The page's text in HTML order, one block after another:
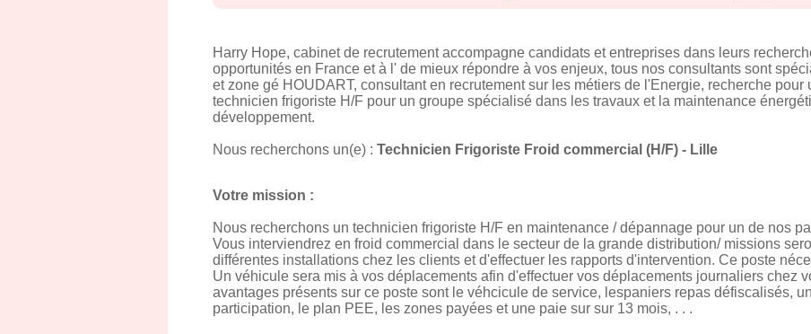
Harry Hope, cabinet de recrutement accompagne candidats et entreprises dans leurs
opportunités en France et à l' de mieux répondre à vos enjeux, tous nos consultants sont
et zone gé HOUDART, consultant en recrutement sur les métiers de l'Energie, recherche pour
technicien frigoriste H/F pour un groupe spécialisé dans les travaux et la maintenance
développement.
Nous recherchons un(e) : Technicien Frigoriste Froid commercial (H/F) - Lille
Votre mission :
Nous recherchons un technicien frigoriste H/F en maintenance / dépannage pour un de nos
Vous interviendrez en froid commercial dans le secteur de la grande distribution/ missions
différentes installations chez les clients et d'effectuer les rapports d'intervention. Ce poste
Un véhicule sera mis à vos déplacements afin d'effectuer vos déplacements journaliers chez
avantages présents sur ce poste sont le véhcicule de service, lespaniers repas défiscalisés,
participation, le plan PEE, les zones payées et une paie sur sur 13 mois, . . .